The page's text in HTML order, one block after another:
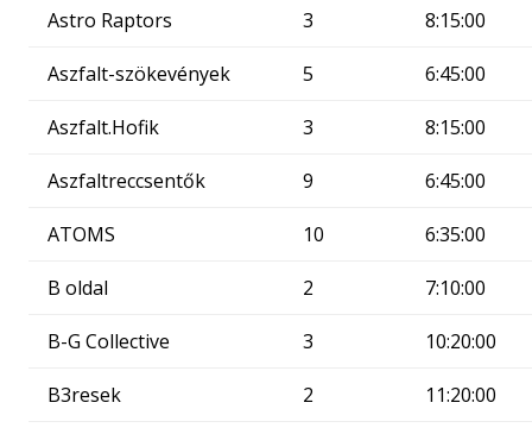
Astro Raptors 3 8:15:00
Aszfalt-szökevények 5 6:45:00
Aszfalt.Hofik 3 8:15:00
Aszfaltreccsentők 9 6:45:00
ATOMS 10 6:35:00
B oldal 2 7:10:00
B-G Collective 3 10:20:00
B3resek 2 11:20:00